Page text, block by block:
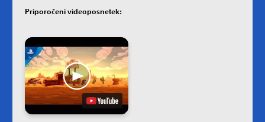
Priporočeni videoposnetek: